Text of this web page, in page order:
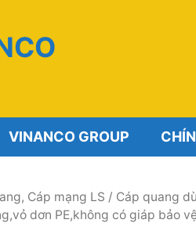
VINANCO GROUP
Cáp mạng LS / Cáp quang
dơn PE,không có giáp bảo